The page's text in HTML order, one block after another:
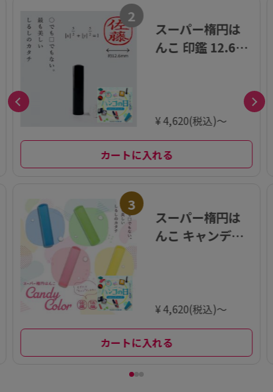
2
スーパー楕円は
んこ 印鑑 12.6ミ
¥ 4,620(税込)～
カートに入れる
3
スーパー楕円は
んこ キャンディ
¥ 4,620(税込)～
カートに入れる